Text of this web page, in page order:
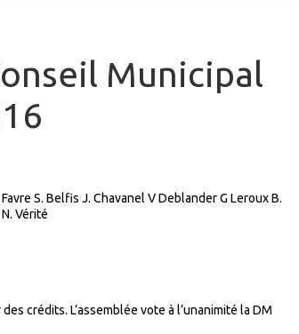
Municipal
S. Belfis J. Chavanel V Deblander G Leroux B.
Vérité
crédits. L’assemblée vote à l’unanimité la DM